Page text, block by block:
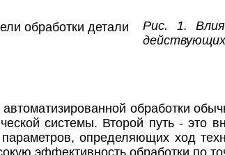
Рис. 1.
обработки
системы. Второй путь - это
определяющих ход
эффективность обработки по